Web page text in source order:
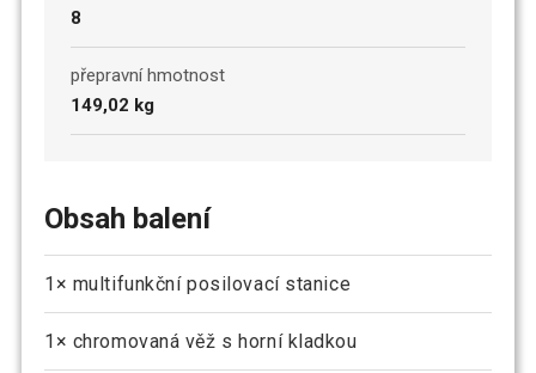
8
přepravní hmotnost
149,02 kg
Obsah balení
1× multifunkční posilovací stanice
1× chromovaná věž s horní kladkou